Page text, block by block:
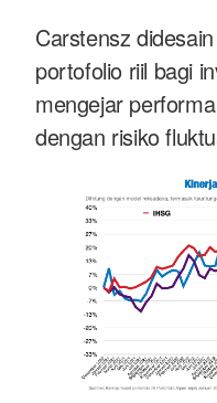
Carstensz
portofolio riil bagi
mengejar
dengan risiko